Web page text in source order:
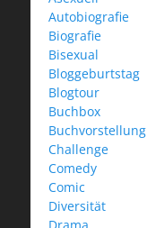
Autobiografie
Biografie
Bisexual
Bloggeburtstag
Blogtour
Buchbox
Buchvorstellung
Challenge
Comedy
Comic
Diversität